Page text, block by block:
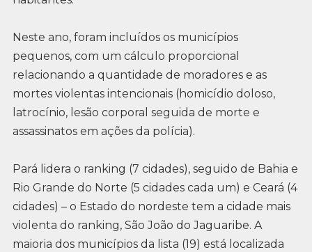
Neste ano, foram incluídos os municípios
pequenos, com um cálculo proporcional
relacionando a quantidade de moradores e as
mortes violentas intencionais (homicídio doloso,
latrocínio, lesão corporal seguida de morte e
assassinatos em ações da polícia).
Pará lidera o ranking (7 cidades), seguido de Bahia e
Rio Grande do Norte (5 cidades cada um) e Ceará (4
cidades) – o Estado do nordeste tem a cidade mais
violenta do ranking, São João do Jaguaribe. A
maioria dos municípios da lista (19) está localizada